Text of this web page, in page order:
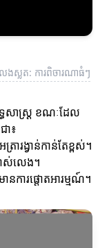
ស្លត: ការពិចារណាធំៗ
សាស្ត្រ ខណៈដែល
ា៖
ារង្វាន់កាន់តែខ្ពស់។
ាស់លេង។
ការផ្តោតអារម្មណ៍។